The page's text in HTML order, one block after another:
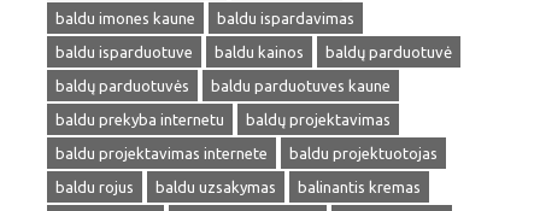
baldu imones kaune
baldu ispardavimas
baldu isparduotuve
baldu kainos
baldų parduotuvė
baldų parduotuvės
baldu parduotuves kaune
baldu prekyba internetu
baldų projektavimas
baldu projektavimas internete
baldu projektuotojas
baldu rojus
baldu uzsakymas
balinantis kremas